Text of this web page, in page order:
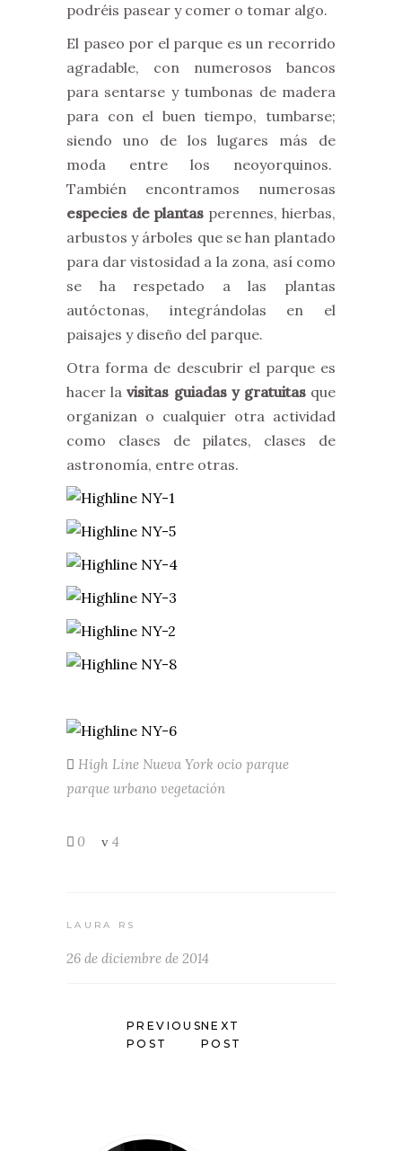
podréis pasear y comer o tomar algo.
El paseo por el parque es un recorrido
agradable, con numerosos bancos
para sentarse y tumbonas de madera
para con el buen tiempo, tumbarse;
siendo uno de los lugares más de
moda entre los neoyorquinos.
También encontramos numerosas
especies de plantas perennes, hierbas,
arbustos y árboles que se han plantado
para dar vistosidad a la zona, así como
se ha respetado a las plantas
autóctonas, integrándolas en el
paisajes y diseño del parque.
Otra forma de descubrir el parque es
hacer lavisitas guiadas y gratuitasque
organizan o cualquier otra actividad
como clases de pilates, clases de
astronomía, entre otras.
High Line Nueva York ocio parque
parque urbano vegetación
0 4
LAURA RS
26 de diciembre de 2014
PREVIOUS
POST
NEXT
POST